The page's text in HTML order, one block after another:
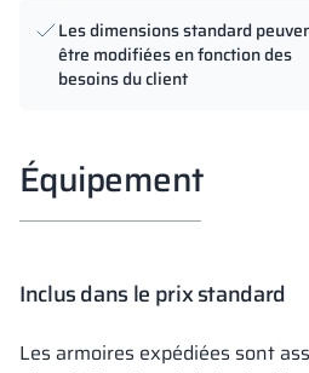
Les dimensions standard
être modifiées en fonction des
besoins du client
Équipement
Inclus dans le prix standard
Les armoires expédiées sont